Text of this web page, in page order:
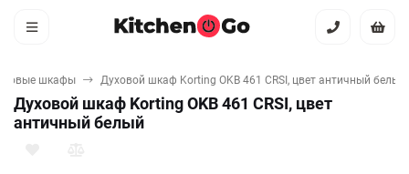
шкафы Духовой шкаф Korting OKB 461 CRSI, цвет античный белый
Духовой шкаф Korting OKB 461 CRSI, цвет
античный белый